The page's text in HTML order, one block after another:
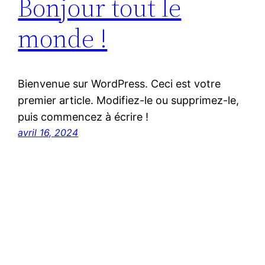
Bonjour tout le
monde !
Bienvenue sur WordPress. Ceci est votre
premier article. Modifiez-le ou supprimez-le,
puis commencez à écrire !
avril 16, 2024